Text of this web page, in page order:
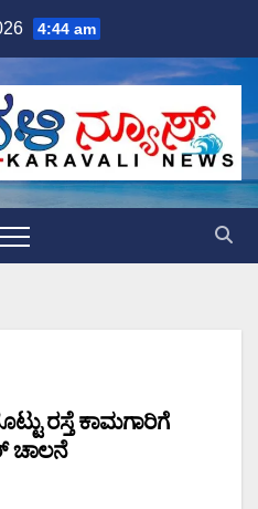
4:44 am
ರಸ್ತೆ ಕಾಮಗಾರಿಗೆ
ಚಾಲನೆ